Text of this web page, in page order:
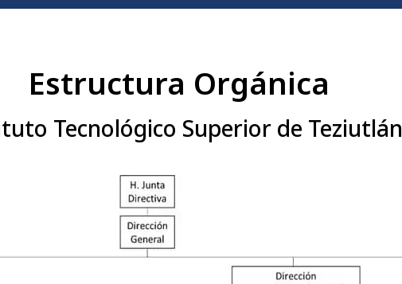
Estructura Orgánica
Tecnológico Superior de Teziutlán